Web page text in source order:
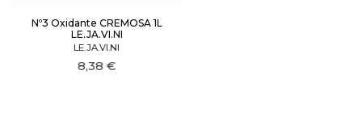
Nº3 Oxidante CREMOSA 1L
LE.JA.VI.NI
LE.JA.VI.NI
8,38 €